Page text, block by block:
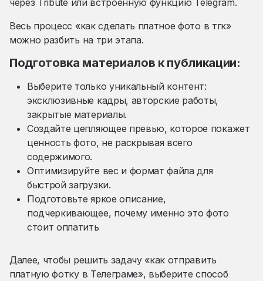
через Tribute или встроенную функцию Telegram.
Весь процесс «как сделать платное фото в тгк»
можно разбить на три этапа.
Подготовка материалов к публикации:
Выберите только уникальный контент:
эксклюзивные кадры, авторские работы,
закрытые материалы.
Создайте цепляющее превью, которое покажет
ценность фото, не раскрывая всего
содержимого.
Оптимизируйте вес и формат файла для
быстрой загрузки.
Подготовьте яркое описание,
подчеркивающее, почему именно это фото
стоит оплатить
Далее, чтобы решить задачу «как отправить
платную фотку в Телеграме», выберите способ